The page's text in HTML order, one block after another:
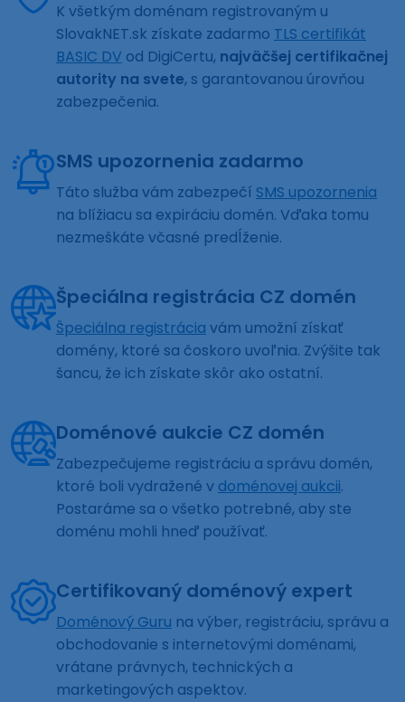
K všetkým doménam registrovaným u
SlovakNET.sk získate zadarmo TLS certifikát
BASIC DV od DigiCertu, najväčšej certifikačnej
autority na svete, s garantovanou úrovňou
zabezpečenia.
SMS upozornenia zadarmo
Táto služba vám zabezpečí SMS upozornenia
na blížiacu sa expiráciu domén. Vďaka tomu
nezmeškáte včasné predĺženie.
Špeciálna registrácia CZ domén
Špeciálna registrácia vám umožní získať
domény, ktoré sa čoskoro uvoľnia. Zvýšite tak
šancu, že ich získate skôr ako ostatní.
Doménové aukcie CZ domén
Zabezpečujeme registráciu a správu domén,
ktoré boli vydražené v doménovej aukcii.
Postaráme sa o všetko potrebné, aby ste
doménu mohli hneď používať.
Certifikovaný doménový expert
Doménový Guru na výber, registráciu, správu a
obchodovanie s internetovými doménami,
vrátane právnych, technických a
marketingových aspektov.